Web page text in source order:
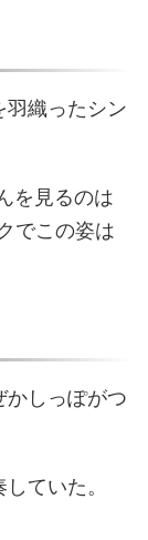
羽織ったシン
を見るのは
でこの姿は
かしっぽがつ
ていた。